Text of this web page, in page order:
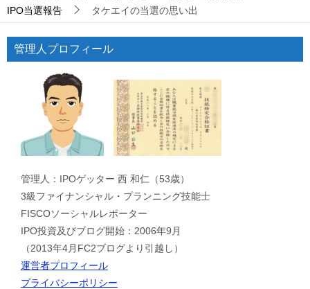
IPO当選報告
タケエイの当選の思い出
管理人プロフィール
管理人：IPOゲッター 西 和仁（53歳）
3級ファイナンシャル・プランニング技能士
FISCOソーシャルレポーター
IPO投資及びブログ開始：2006年9月
（2013年4月FC2ブログより引越し）
運営者プロフィール
プライバシーポリシー